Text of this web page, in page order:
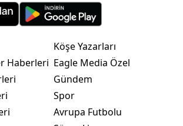
Haberleri
Köşe Yazarları
Eagle Media Özel
Gündem
Spor
Avrupa Futbolu